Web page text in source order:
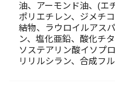
油、アーモンド油、(エ
ポリエチレン、ジメチ
結物、ラウロイルアス
ン、塩化亜鉛、酸化チ
ソステアリン酸イソプ
リリルシラン、合成フ